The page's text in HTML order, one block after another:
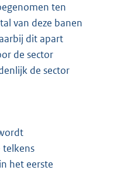
ten
van deze banen
dit apart
de sector
de sector
telkens
het eerste